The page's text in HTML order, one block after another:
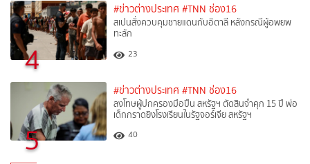
4
#ข่าวต่างประเทศ #TNN ช่อง16
สเปนสั่งควบคุมชายแดนกับอิตาลี หลังกรณีผู้อพยพ
ทะลัก
23
5
#ข่าวต่างประเทศ #TNN ช่อง16
ลงโทษผู้ปกครองมือปืน สหรัฐฯ ตัดสินจำคุก 15 ปี พ่อ
เด็กกราดยิงโรงเรียนในรัฐจอร์เจีย สหรัฐฯ
40